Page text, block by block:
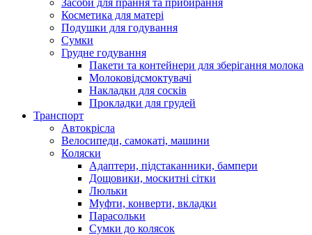
Засоби для прання та прибирання
Косметика для матері
Подушки для годування
Сумки
Грудне годування
Пакети та контейнери для зберігання молока
Молоковідсмоктувачі
Накладки для сосків
Прокладки для грудей
Транспорт
Автокрісла
Велосипеди, самокаті, машини
Коляски
Адаптери, підстаканники, бампери
Дощовики, москитні сітки
Люльки
Муфти, конверти, вкладки
Парасольки
Сумки до колясок